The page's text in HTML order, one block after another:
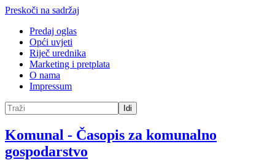
Preskoči na sadržaj
Predaj oglas
Opći uvjeti
Riječ urednika
Marketing i pretplata
O nama
Impressum
Idi
Komunal - Časopis za komunalno
gospodarstvo